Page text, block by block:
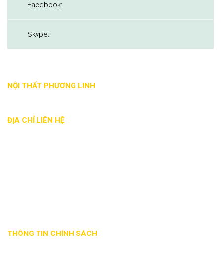
Facebook:
Skype:
NỘI THẤT PHƯƠNG LINH
ĐỊA CHỈ LIÊN HỆ
THÔNG TIN CHÍNH SÁCH